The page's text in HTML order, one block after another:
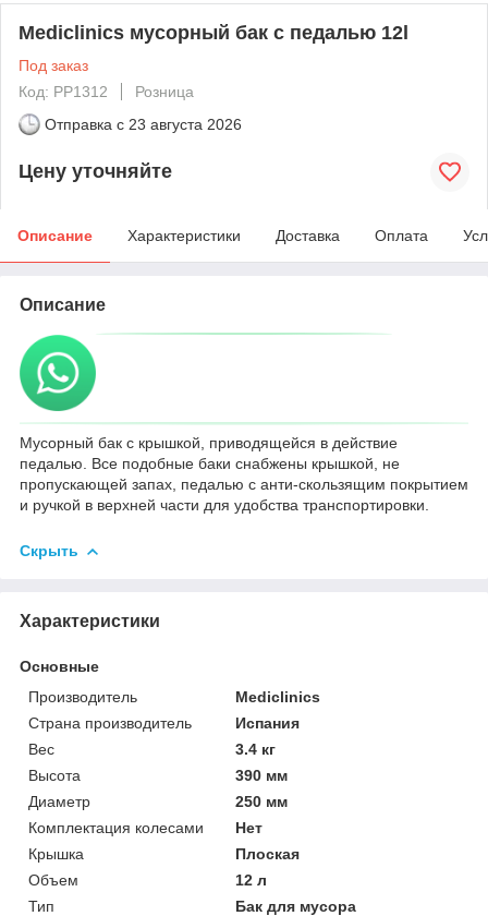
Mediclinics мусорный бак с педалью 12l
Под заказ
Код: PP1312
Розница
Отправка с 23 августа 2026
Цену уточняйте
Описание Характеристики Доставка Оплата
Описание
Мусорный бак с крышкой, приводящейся в действие
педалью. Все подобные баки снабжены крышкой, не
пропускающей запах, педалью с анти-скользящим покрытием
и ручкой в верхней части для удобства транспортировки.
Скрыть
Характеристики
Основные
Производитель
Mediclinics
Страна производитель
Испания
Вес
3.4 кг
Высота
390 мм
Диаметр
250 мм
Комплектация колесами
Нет
Крышка
Плоская
Объем
12 л
Тип
Бак для мусора